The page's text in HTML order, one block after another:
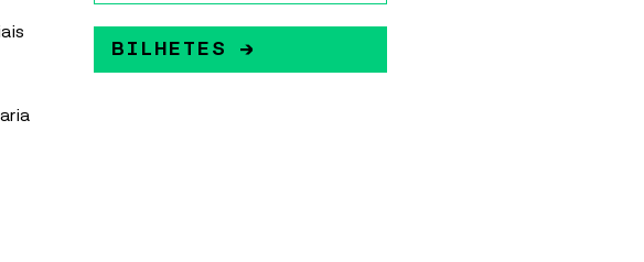
BILHETES →
à música e ao
da Ria de